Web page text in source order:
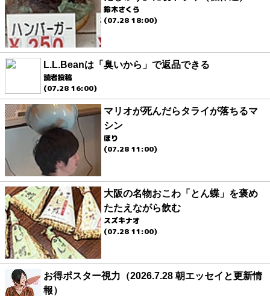
鈴木さくら
(07.28 18:00)
L.L.Beanは「臭いから」で返品できる
読者投稿
(07.28 16:00)
マリオが死んだらタライが落ちるマ
シン
ほり
(07.28 11:00)
大阪の名物おこわ「とん蝶」を褒め
たたえながら飲む
スズキナオ
(07.28 11:00)
お得ポスター視力（2026.7.28 朝エッセイと更新情
報）